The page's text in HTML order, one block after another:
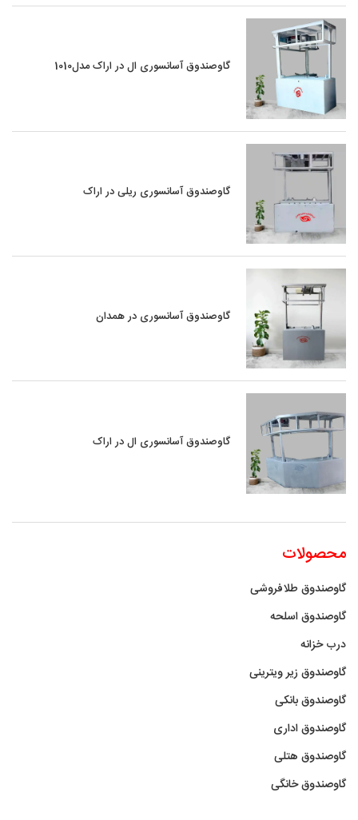
گاوصندوق آسانسوری ال در اراک مدل1010
گاوصندوق آسانسوری ریلی در اراک
گاوصندوق آسانسوری در همدان
گاوصندوق آسانسوری ال در اراک
محصولات
گاوصندوق طلافروشی
گاوصندوق اسلحه
درب خزانه
گاوصندوق زیر ویترینی
گاوصندوق بانکی
گاوصندوق اداری
گاوصندوق هتلی
گاوصندوق خانگی